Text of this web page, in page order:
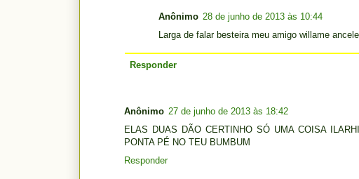
Anônimo 28 de junho de 2013 às 10:44
Larga de falar besteira meu amigo willame
Responder
Anônimo 27 de junho de 2013 às 18:42
ELAS DUAS DÃO CERTINHO SÓ UMA COISA
PONTA PÉ NO TEU BUMBUM
Responder